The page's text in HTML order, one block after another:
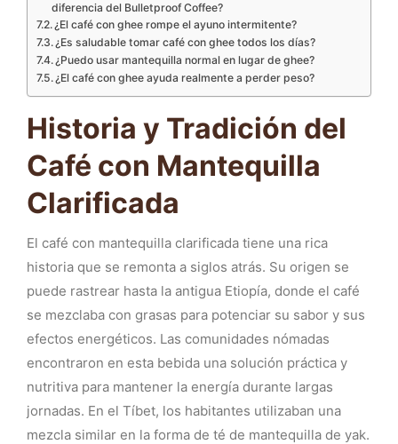
diferencia del Bulletproof Coffee?
¿El café con ghee rompe el ayuno intermitente?
¿Es saludable tomar café con ghee todos los días?
¿Puedo usar mantequilla normal en lugar de ghee?
¿El café con ghee ayuda realmente a perder peso?
Historia y Tradición del
Café con Mantequilla
Clarificada
El café con mantequilla clarificada tiene una rica
historia que se remonta a siglos atrás. Su origen se
puede rastrear hasta la antigua Etiopía, donde el café
se mezclaba con grasas para potenciar su sabor y sus
efectos energéticos. Las comunidades nómadas
encontraron en esta bebida una solución práctica y
nutritiva para mantener la energía durante largas
jornadas. En el Tíbet, los habitantes utilizaban una
mezcla similar en la forma de té de mantequilla de yak.